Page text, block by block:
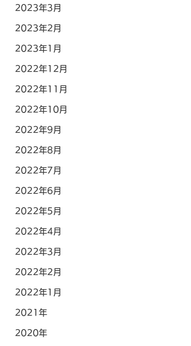
2023年3月
2023年2月
2023年1月
2022年12月
2022年11月
2022年10月
2022年9月
2022年8月
2022年7月
2022年6月
2022年5月
2022年4月
2022年3月
2022年2月
2022年1月
2021年
2020年